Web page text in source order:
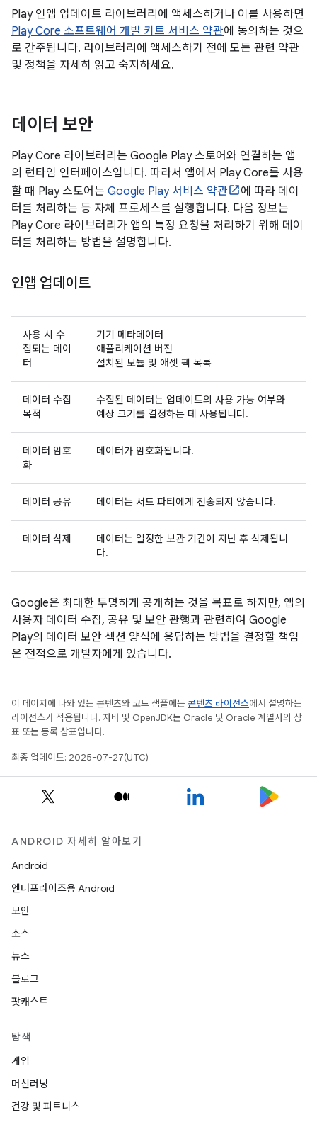
Play 인앱 업데이트 라이브러리에 액세스하거나 이를 사용하면
Play Core 소프트웨어 개발 키트 서비스 약관에 동의하는 것으
로 간주됩니다. 라이브러리에 액세스하기 전에 모든 관련 약관
및 정책을 자세히 읽고 숙지하세요.
데이터 보안
Play Core 라이브러리는 Google Play 스토어와 연결하는 앱
의 런타임 인터페이스입니다. 따라서 앱에서 Play Core를 사용
할 때 Play 스토어는 Google Play 서비스 약관
에 따라 데이
터를 처리하는 등 자체 프로세스를 실행합니다. 다음 정보는
Play Core 라이브러리가 앱의 특정 요청을 처리하기 위해 데이
터를 처리하는 방법을 설명합니다.
인앱 업데이트
사용 시 수
집되는 데이
터
기기 메타데이터
애플리케이션 버전
설치된 모듈 및 애셋 팩 목록
데이터 수집
목적
수집된 데이터는 업데이트의 사용 가능 여부와
예상 크기를 결정하는 데 사용됩니다.
데이터 암호
화
데이터가 암호화됩니다.
데이터 공유 데이터는 서드 파티에게 전송되지 않습니다.
데이터 삭제
데이터는 일정한 보관 기간이 지난 후 삭제됩니
다.
Google은 최대한 투명하게 공개하는 것을 목표로 하지만, 앱의
사용자 데이터 수집, 공유 및 보안 관행과 관련하여 Google
Play의 데이터 보안 섹션 양식에 응답하는 방법을 결정할 책임
은 전적으로 개발자에게 있습니다.
이 페이지에 나와 있는 콘텐츠와 코드 샘플에는 콘텐츠 라이선스에서 설명하는
라이선스가 적용됩니다. 자바 및 OpenJDK는 Oracle 및 Oracle 계열사의 상
표 또는 등록 상표입니다.
최종 업데이트: 2025-07-27(UTC)
ANDROID 자세히 알아보기
Android
엔터프라이즈용 Android
보안
소스
뉴스
블로그
팟캐스트
탐색
게임
머신러닝
건강 및 피트니스